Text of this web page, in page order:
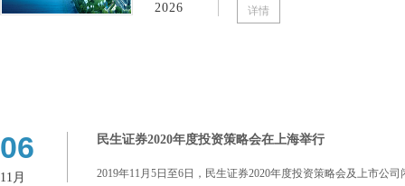
2026
详情
06
11月
民生证券2020年度投资策略会在上海举行
2019年11月5日至6日，民生证券2020年度投资策略会及上市公